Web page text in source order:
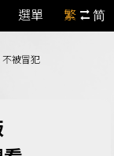
選單 繁 简
被冒犯